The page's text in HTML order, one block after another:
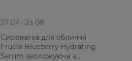
27 07 - 23 08
Сироватка для обличчя
Frudia Blueberry Hydrating
Serum зволожуюча з